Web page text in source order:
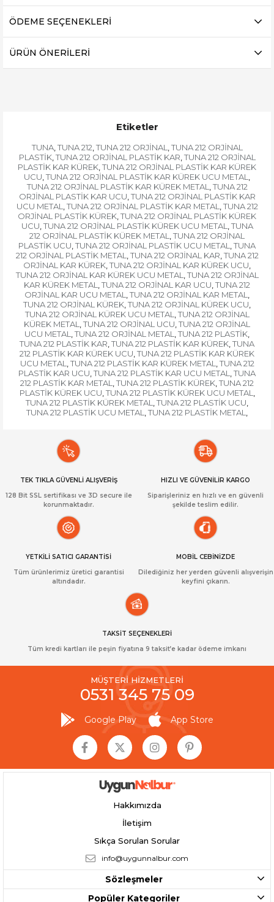
ÖDEME SEÇENEKLERI
ÜRÜN ÖNERILERI
Etiketler
TUNA, TUNA 212, TUNA 212 ORJİNAL , TUNA 212 ORJİNAL
PLASTİK, TUNA 212 ORJİNAL PLASTİK KAR, TUNA 212 ORJİNAL
PLASTİK KAR KÜREK, TUNA 212 ORJİNAL PLASTİK KAR KÜREK
UCU, TUNA 212 ORJİNAL PLASTİK KAR KÜREK UCU METAL ,
TUNA 212 ORJİNAL PLASTİK KAR KÜREK METAL , TUNA 212
ORJİNAL PLASTİK KAR UCU, TUNA 212 ORJİNAL PLASTİK KAR
UCU METAL , TUNA 212 ORJİNAL PLASTİK KAR METAL , TUNA 212
ORJİNAL PLASTİK KÜREK, TUNA 212 ORJİNAL PLASTİK KÜREK
UCU, TUNA 212 ORJİNAL PLASTİK KÜREK UCU METAL , TUNA
212 ORJİNAL PLASTİK KÜREK METAL , TUNA 212 ORJİNAL
PLASTİK UCU, TUNA 212 ORJİNAL PLASTİK UCU METAL , TUNA
212 ORJİNAL PLASTİK METAL , TUNA 212 ORJİNAL KAR, TUNA 212
ORJİNAL KAR KÜREK, TUNA 212 ORJİNAL KAR KÜREK UCU,
TUNA 212 ORJİNAL KAR KÜREK UCU METAL , TUNA 212 ORJİNAL
KAR KÜREK METAL , TUNA 212 ORJİNAL KAR UCU, TUNA 212
ORJİNAL KAR UCU METAL , TUNA 212 ORJİNAL KAR METAL ,
TUNA 212 ORJİNAL KÜREK, TUNA 212 ORJİNAL KÜREK UCU,
TUNA 212 ORJİNAL KÜREK UCU METAL , TUNA 212 ORJİNAL
KÜREK METAL , TUNA 212 ORJİNAL UCU, TUNA 212 ORJİNAL
UCU METAL , TUNA 212 ORJİNAL METAL , TUNA 212 PLASTİK,
TUNA 212 PLASTİK KAR, TUNA 212 PLASTİK KAR KÜREK, TUNA
212 PLASTİK KAR KÜREK UCU, TUNA 212 PLASTİK KAR KÜREK
UCU METAL , TUNA 212 PLASTİK KAR KÜREK METAL , TUNA 212
PLASTİK KAR UCU, TUNA 212 PLASTİK KAR UCU METAL , TUNA
212 PLASTİK KAR METAL , TUNA 212 PLASTİK KÜREK, TUNA 212
PLASTİK KÜREK UCU, TUNA 212 PLASTİK KÜREK UCU METAL ,
TUNA 212 PLASTİK KÜREK METAL , TUNA 212 PLASTİK UCU,
TUNA 212 PLASTİK UCU METAL , TUNA 212 PLASTİK METAL ,
TEK TIKLA GÜVENLİ ALIŞVERİŞ
128 Bit SSL sertifikası ve 3D secure ile
korunmaktadır.
HIZLI VE GÜVENİLİR KARGO
Siparişleriniz en hızlı ve en güvenli
şekilde teslim edilir.
YETKİLİ SATICI GARANTİSİ
Tüm ürünlerimiz üretici garantisi
altındadır.
MOBİL CEBİNİZDE
Dilediğiniz her yerden güvenli alışverişin
keyfini çıkarın.
TAKSİT SEÇENEKLERİ
Tüm kredi kartları ile peşin fiyatına 9 taksit’e kadar ödeme imkanı
MÜŞTERİ HİZMETLERİ
0531 345 75 09
Google Play App Store
Hakkımızda
İletişim
Sıkça Sorulan Sorular
info@uygunnalbur.com
Sözleşmeler
Popüler Kategoriler